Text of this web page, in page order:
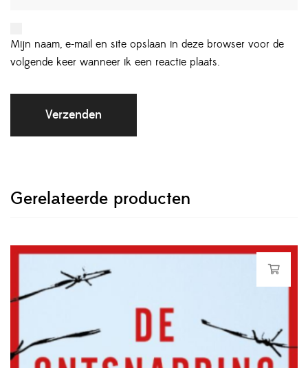
Mijn naam, e-mail en site opslaan in deze browser voor de
volgende keer wanneer ik een reactie plaats.
Gerelateerde producten